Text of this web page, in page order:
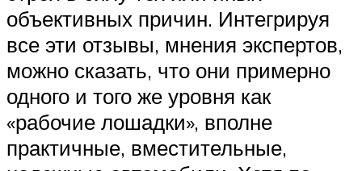
объективных причин. Интегрируя
все эти отзывы, мнения экспертов,
можно сказать, что они примерно
одного и того же уровня как
«рабочие лошадки», вполне
практичные, вместительные,